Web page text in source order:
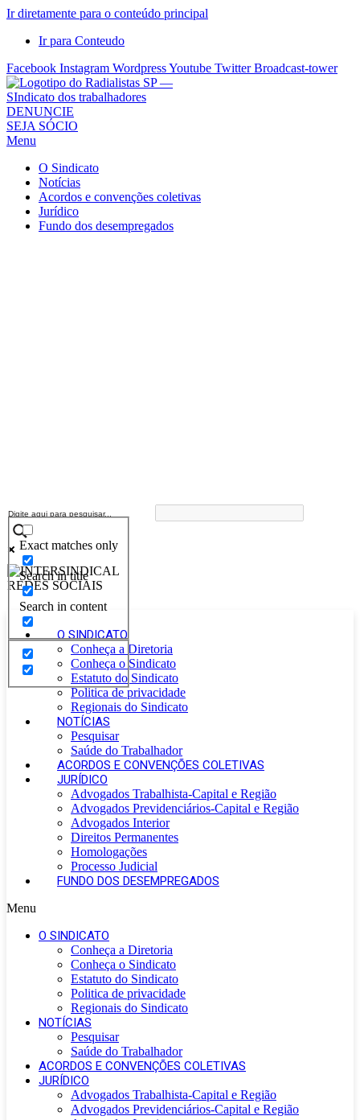
Ir diretamente para o conteúdo principal
Ir para Conteudo
Facebook Instagram WordpressYoutube Twitter Broadcast-tower
Sindicato
dos
Radialistas
São
Paulo
Sindicato
DENUNCIE
SEJA SÓCIO
Menu
O Sindicato
Notícias
Acordos e convenções coletivas
Jurídico
Fundo dos desempregados
Exact matches only
Search in title
Search in content
O SINDICATO
Conheça a Diretoria
Conheça o Sindicato
Estatuto do Sindicato
Politica de privacidade
Regionais do Sindicato
NOTÍCIAS
Pesquisar
Saúde do Trabalhador
ACORDOS E CONVENÇÕES COLETIVAS
JURÍDICO
Advogados Trabalhista-Capital e Região
Advogados Previdenciários-Capital e Região
Advogados Interior
Direitos Permanentes
Homologações
Processo Judicial
FUNDO DOS DESEMPREGADOS
Menu
O SINDICATO
Conheça a Diretoria
Conheça o Sindicato
Estatuto do Sindicato
Politica de privacidade
Regionais do Sindicato
NOTÍCIAS
Pesquisar
Saúde do Trabalhador
ACORDOS E CONVENÇÕES COLETIVAS
JURÍDICO
Advogados Trabalhista-Capital e Região
Advogados Previdenciários-Capital e Região